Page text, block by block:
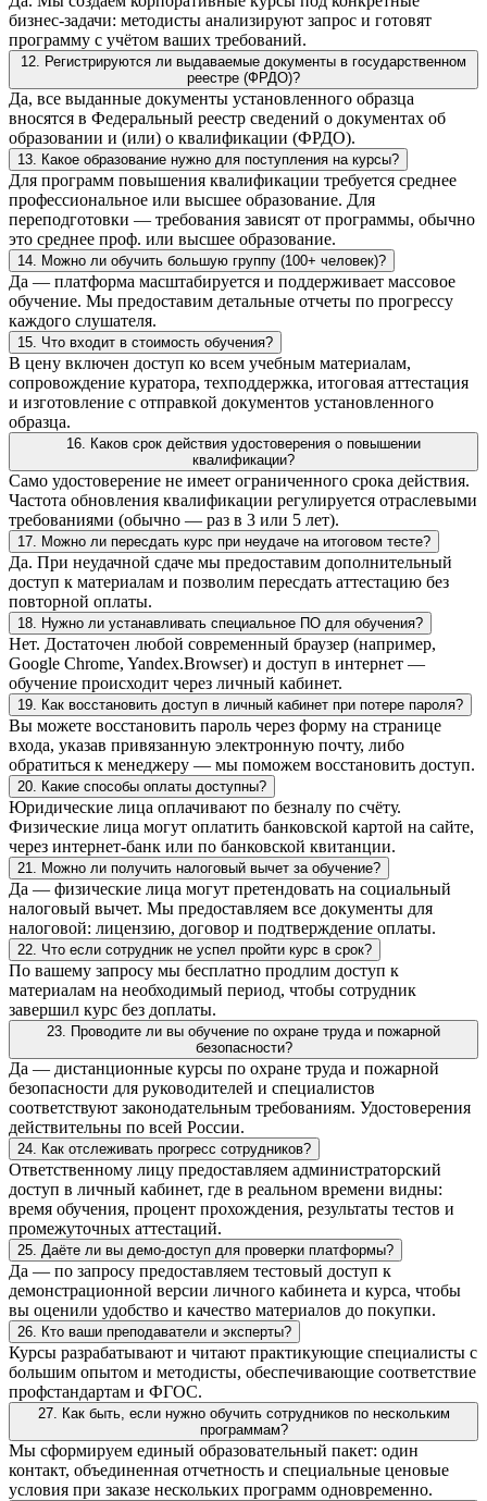
бизнес-задачи: методисты анализируют запрос и готовят
программу с учётом ваших требований.
12. Регистрируются ли выдаваемые документы в государственном
реестре (ФРДО)?
Да, все выданные документы установленного образца
вносятся в Федеральный реестр сведений о документах об
образовании и (или) о квалификации (ФРДО).
13. Какое образование нужно для поступления на курсы?
Для программ повышения квалификации требуется среднее
профессиональное или высшее образование. Для
переподготовки — требования зависят от программы, обычно
это среднее проф. или высшее образование.
14. Можно ли обучить большую группу (100+ человек)?
Да — платформа масштабируется и поддерживает массовое
обучение. Мы предоставим детальные отчеты по прогрессу
каждого слушателя.
15. Что входит в стоимость обучения?
В цену включен доступ ко всем учебным материалам,
сопровождение куратора, техподдержка, итоговая аттестация
и изготовление с отправкой документов установленного
образца.
16. Каков срок действия удостоверения о повышении
квалификации?
Само удостоверение не имеет ограниченного срока действия.
Частота обновления квалификации регулируется отраслевыми
требованиями (обычно — раз в 3 или 5 лет).
17. Можно ли пересдать курс при неудаче на итоговом тесте?
Да. При неудачной сдаче мы предоставим дополнительный
доступ к материалам и позволим пересдать аттестацию без
повторной оплаты.
18. Нужно ли устанавливать специальное ПО для обучения?
Нет. Достаточен любой современный браузер (например,
Google Chrome, Yandex.Browser) и доступ в интернет —
обучение происходит через личный кабинет.
19. Как восстановить доступ в личный кабинет при потере пароля?
Вы можете восстановить пароль через форму на странице
входа, указав привязанную электронную почту, либо
обратиться к менеджеру — мы поможем восстановить доступ.
20. Какие способы оплаты доступны?
Юридические лица оплачивают по безналу по счёту.
Физические лица могут оплатить банковской картой на сайте,
через интернет-банк или по банковской квитанции.
21. Можно ли получить налоговый вычет за обучение?
Да — физические лица могут претендовать на социальный
налоговый вычет. Мы предоставляем все документы для
налоговой: лицензию, договор и подтверждение оплаты.
22. Что если сотрудник не успел пройти курс в срок?
По вашему запросу мы бесплатно продлим доступ к
материалам на необходимый период, чтобы сотрудник
завершил курс без доплаты.
23. Проводите ли вы обучение по охране труда и пожарной
безопасности?
Да — дистанционные курсы по охране труда и пожарной
безопасности для руководителей и специалистов
соответствуют законодательным требованиям. Удостоверения
действительны по всей России.
24. Как отслеживать прогресс сотрудников?
Ответственному лицу предоставляем администраторский
доступ в личный кабинет, где в реальном времени видны:
время обучения, процент прохождения, результаты тестов и
промежуточных аттестаций.
25. Даёте ли вы демо-доступ для проверки платформы?
Да — по запросу предоставляем тестовый доступ к
демонстрационной версии личного кабинета и курса, чтобы
вы оценили удобство и качество материалов до покупки.
26. Кто ваши преподаватели и эксперты?
Курсы разрабатывают и читают практикующие специалисты с
большим опытом и методисты, обеспечивающие соответствие
профстандартам и ФГОС.
27. Как быть, если нужно обучить сотрудников по нескольким
программам?
Мы сформируем единый образовательный пакет: один
контакт, объединенная отчетность и специальные ценовые
условия при заказе нескольких программ одновременно.